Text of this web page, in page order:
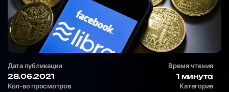
Дата публикации
28.06.2021
Время чтения
1 минута
Кол-во просмотров
Категория